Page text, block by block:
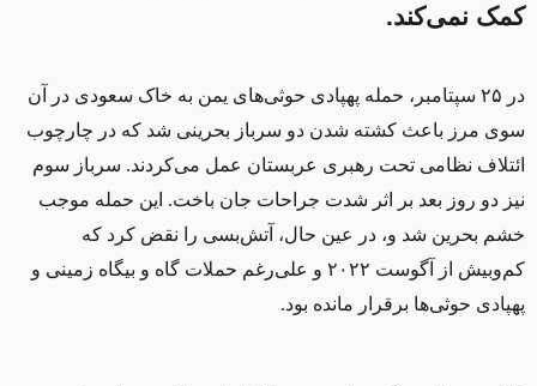
کمک نمی‌کند.
در ۲۵ سپتامبر، حمله پهپادی حوثی‌های یمن به خاک سعودی در آن‌
سوی مرز باعث کشته شدن دو سرباز بحرینی شد که در چارچوب
ائتلاف نظامی تحت رهبری عربستان عمل می‌کردند. سرباز سوم
نیز دو روز بعد بر اثر شدت جراحات جان باخت. این حمله موجب
خشم بحرین شد و، در عین حال، آتش‌بسی را نقض کرد که
کم‌وبیش از آگوست ۲۰۲۲
و علی‌رغم حملات گاه و بیگاه زمینی و
پهپادی حوثی‌ها برقرار مانده بود.